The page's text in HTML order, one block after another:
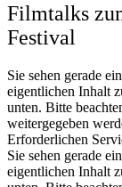
Filmtalks
Festival
Sie sehen gerade
eigentlichen Inhalt
unten. Bitte
weitergegeben
Erforderlichen
Sie sehen gerade
eigentlichen Inhalt